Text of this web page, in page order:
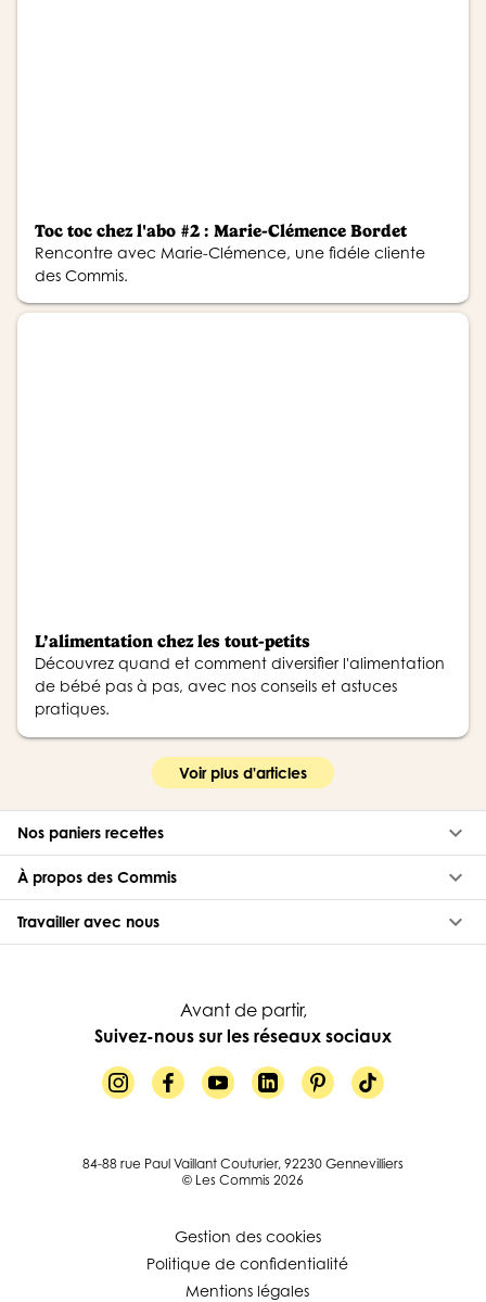
Toc toc chez l'abo #2 : Marie-Clémence Bordet
Rencontre avec Marie-Clémence, une fidéle cliente
des Commis.
L’alimentation chez les tout-petits
Découvrez quand et comment diversifier l'alimentation
de bébé pas à pas, avec nos conseils et astuces
pratiques.
Voir plus d'articles
Nos paniers recettes keyboard_arrow_down
À propos des Commis keyboard_arrow_down
Travailler avec nous keyboard_arrow_down
Avant de partir,
Suivez-nous sur les réseaux sociaux
84-88 rue Paul Vaillant Couturier, 92230 Gennevilliers
© Les Commis 2026
Gestion des cookies
Politique de confidentialité
Mentions légales